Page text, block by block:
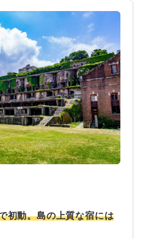
初動。島の上質な宿には